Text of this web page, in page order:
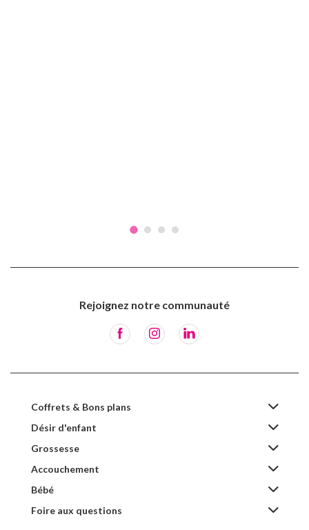
Rejoignez notre communauté
Coffrets & Bons plans
Désir d'enfant
Grossesse
Accouchement
Bébé
Foire aux questions